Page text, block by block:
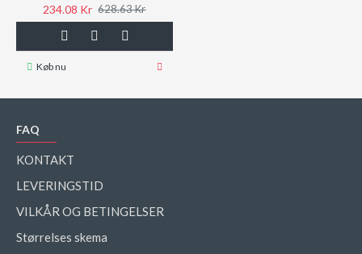
234.08 Kr 628.63 Kr
Køb nu
FAQ
KONTAKT
LEVERINGSTID
VILKÅR OG BETINGELSER
Størrelses skema